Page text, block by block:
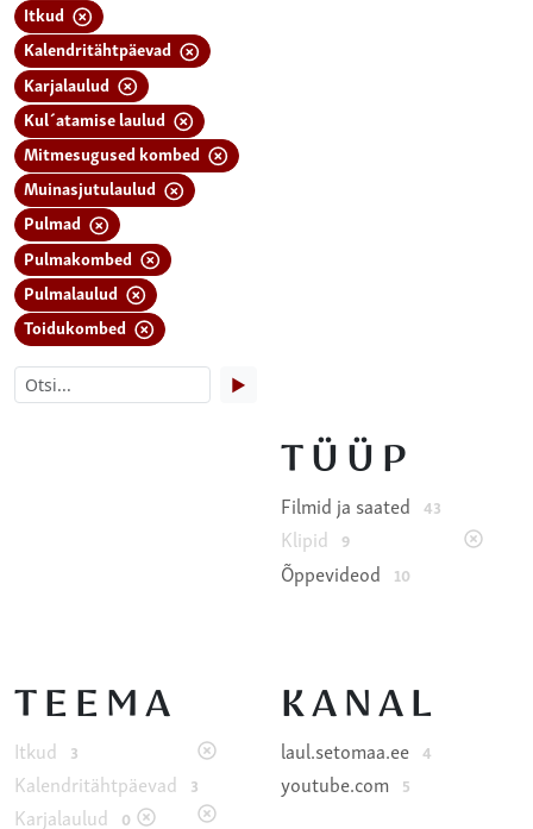
Itkud
Kalendritähtpäevad
Karjalaulud
Kul´atamise laulud
Mitmesugused kombed
Muinasjutulaulud
Pulmad
Pulmakombed
Pulmalaulud
Toidukombed
▶
TÜÜP
Filmid ja saated 43
Klipid 9
Õppevideod 10
TEEMA
Itkud 3
Kalendritähtpäevad 3
Karjalaulud 0
KANAL
laul.setomaa.ee 4
youtube.com 5